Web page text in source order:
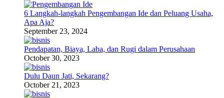
6 Langkah-langkah Pengembangan Ide dan Peluang Usaha,
Apa Aja?
September 23, 2024
Pendapatan, Biaya, Laba, dan Rugi dalam Perusahaan
October 30, 2023
Dulu Daun Jati, Sekarang?
October 21, 2023